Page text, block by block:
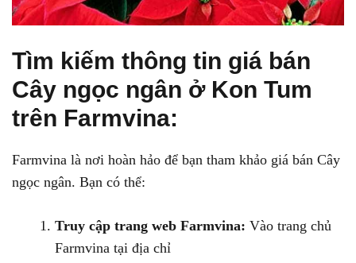
Tìm kiếm thông tin giá bán
Cây ngọc ngân ở Kon Tum
trên Farmvina:
Farmvina là nơi hoàn hảo để bạn tham khảo giá bán Cây
ngọc ngân. Bạn có thể:
Truy cập trang web Farmvina: Vào trang chủ
Farmvina tại địa chỉ